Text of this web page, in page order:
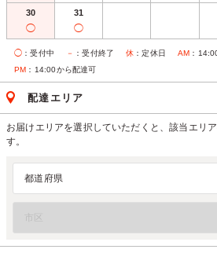
30
◯
31
◯
◯ ：受付中 － ：受付終了 休 ：定休日 AM ：
PM ：14:00から配達可
配達エリア
お届けエリアを選択していただくと、該当エリ
す。